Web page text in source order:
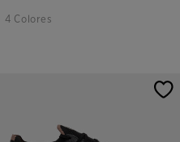
4 Colores